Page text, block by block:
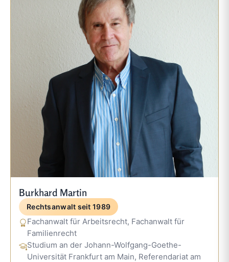
Burkhard Martin
Rechtsanwalt seit 1989
Fachanwalt für Arbeitsrecht, Fachanwalt für
Familienrecht
Studium an der Johann-Wolfgang-Goethe-
Universität Frankfurt am Main, Referendariat am